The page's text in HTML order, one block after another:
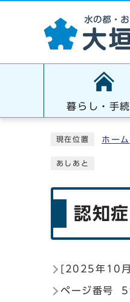
暮らし・手
現在位置 ホーム
あしあと
認知
[2025年10
ページ番号